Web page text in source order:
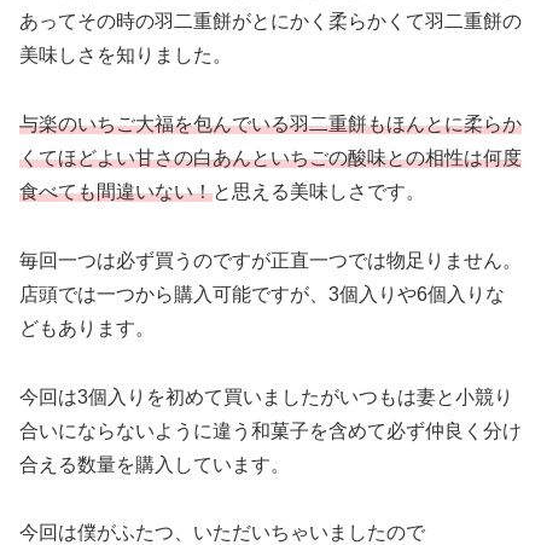
あってその時の羽二重餅がとにかく柔らかくて羽二重餅の
美味しさを知りました。
与楽のいちご大福を包んでいる羽二重餅もほんとに柔らか
くてほどよい甘さの白あんといちごの酸味との相性は何度
食べても間違いない！と思える美味しさです。
毎回一つは必ず買うのですが正直一つでは物足りません。
店頭では一つから購入可能ですが、3個入りや6個入りな
どもあります。
今回は3個入りを初めて買いましたがいつもは妻と小競り
合いにならないように違う和菓子を含めて必ず仲良く分け
合える数量を購入しています。
今回は僕がふたつ、いただいちゃいましたので